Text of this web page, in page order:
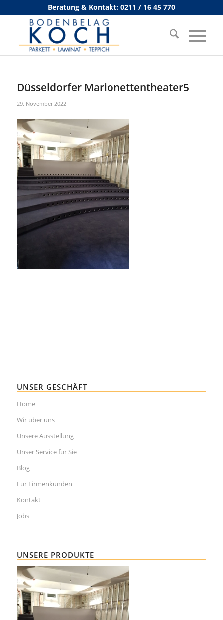
Beratung & Kontakt: 0211 / 16 45 770
Düsseldorfer Marionettentheater5
29. November 2022
UNSER GESCHÄFT
Home
Wir über uns
Unsere Ausstellung
Unser Service für Sie
Blog
Für Firmenkunden
Kontakt
Jobs
UNSERE PRODUKTE